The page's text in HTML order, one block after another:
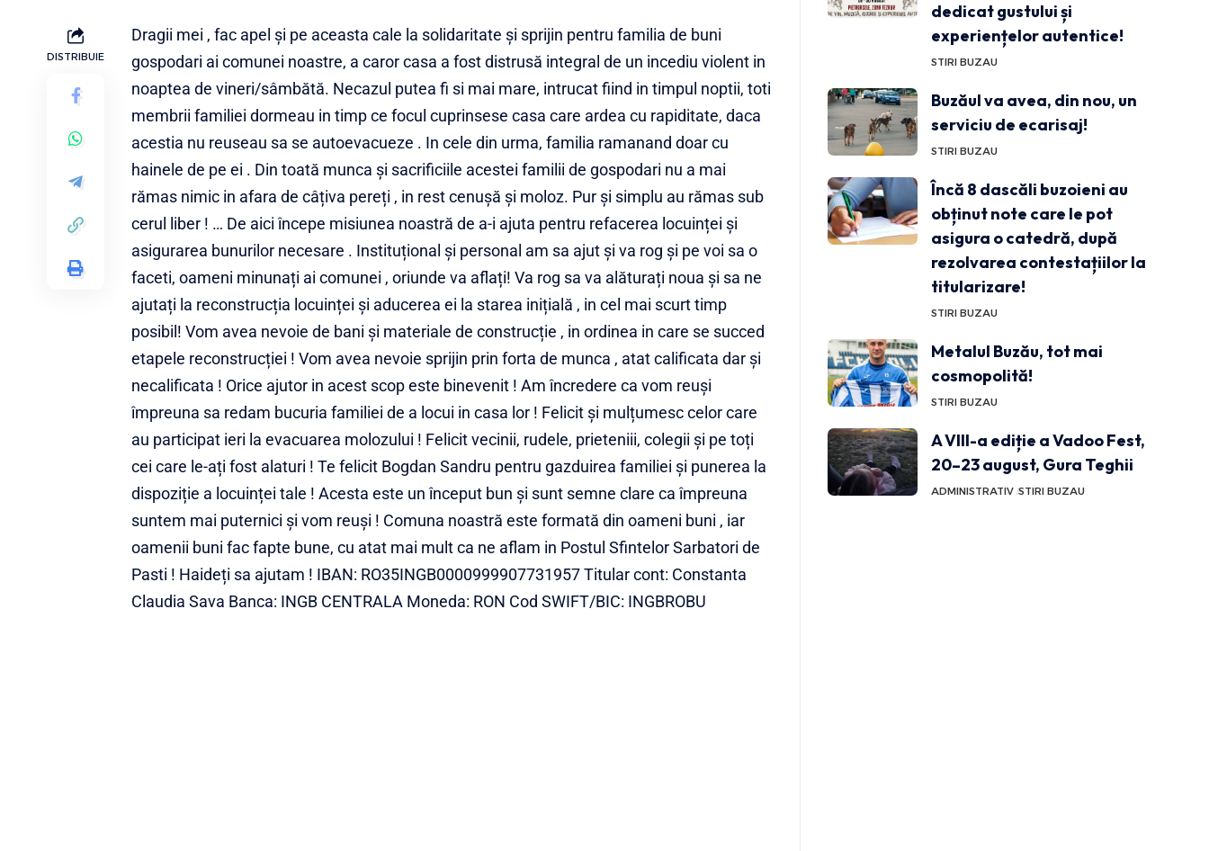
DISTRIBUIE
Dragii mei , fac apel și pe aceasta cale la solidaritate și sprijin pentru familia de buni
gospodari ai comunei noastre, a caror casa a fost distrusă integral de un incediu violent in
noaptea de vineri/sâmbătă. Necazul putea fi si mai mare, intrucat fiind in timpul noptii, toti
membrii familiei dormeau in timp ce focul cuprinsese casa care ardea cu rapiditate, daca
acestia nu reuseau sa se autoevacueze . In cele din urma, familia ramanand doar cu
hainele de pe ei . Din toată munca și sacrificiile acestei familii de gospodari nu a mai
rămas nimic in afara de câțiva pereți , in rest cenușă și moloz. Pur și simplu au rămas sub
cerul liber ! … De aici începe misiunea noastră de a-i ajuta pentru refacerea locuinței și
asigurarea bunurilor necesare . Instituțional și personal am sa ajut și va rog și pe voi sa o
faceti, oameni minunați ai comunei , oriunde va aflați! Va rog sa va alăturați noua și sa ne
ajutați la reconstrucția locuinței și aducerea ei la starea inițială , in cel mai scurt timp
posibil! Vom avea nevoie de bani și materiale de construcție , in ordinea in care se succed
etapele reconstrucției ! Vom avea nevoie sprijin prin forta de munca , atat calificata dar și
necalificata ! Orice ajutor in acest scop este binevenit ! Am încredere ca vom reuși
împreuna sa redam bucuria familiei de a locui in casa lor ! Felicit și mulțumesc celor care
au participat ieri la evacuarea molozului ! Felicit vecinii, rudele, prieteniii, colegii și pe toți
cei care le-ați fost alaturi ! Te felicit Bogdan Sandru pentru gazduirea familiei și punerea la
dispoziție a locuinței tale ! Acesta este un început bun și sunt semne clare ca împreuna
suntem mai puternici și vom reuși ! Comuna noastră este formată din oameni buni , iar
oamenii buni fac fapte bune, cu atat mai mult ca ne aflam in Postul Sfintelor Sarbatori de
Pasti ! Haideți sa ajutam ! IBAN: RO35INGB0000999907731957 Titular cont: Constanta
Claudia Sava Banca: INGB CENTRALA Moneda: RON Cod SWIFT/BIC: INGBROBU
dedicat gustului și
experiențelor autentice!
STIRI BUZAU
Buzăul va avea, din nou, un
serviciu de ecarisaj!
STIRI BUZAU
Încă 8 dascăli buzoieni au
obținut note care le pot
asigura o catedră, după
rezolvarea contestațiilor la
titularizare!
STIRI BUZAU
Metalul Buzău, tot mai
cosmopolită!
STIRI BUZAU
A VIII-a ediție a Vadoo Fest,
20–23 august, Gura Teghii
ADMINISTRATIV STIRI BUZAU